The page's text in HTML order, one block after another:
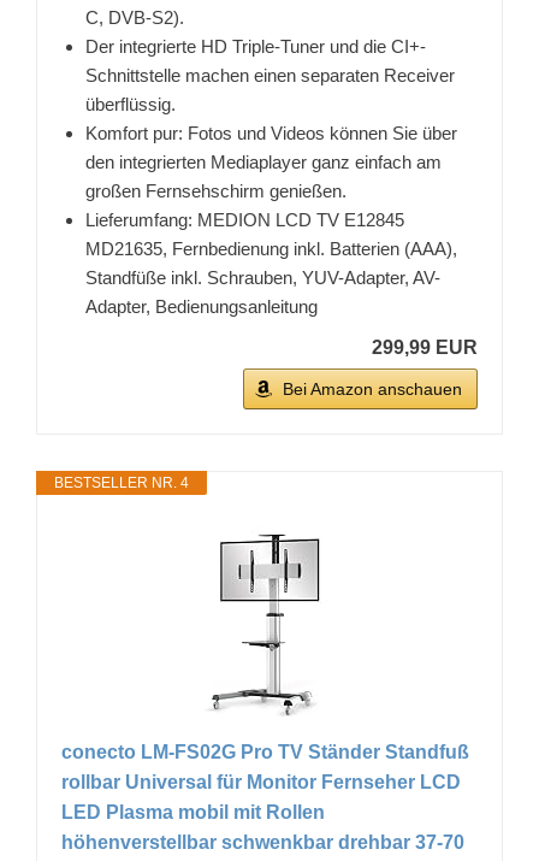
C, DVB-S2).
Der integrierte HD Triple-Tuner und die CI+-
Schnittstelle machen einen separaten Receiver
überflüssig.
Komfort pur: Fotos und Videos können Sie über
den integrierten Mediaplayer ganz einfach am
großen Fernsehschirm genießen.
Lieferumfang: MEDION LCD TV E12845
MD21635, Fernbedienung inkl. Batterien (AAA),
Standfüße inkl. Schrauben, YUV-Adapter, AV-
Adapter, Bedienungsanleitung
299,99 EUR
Bei Amazon anschauen
BESTSELLER NR. 4
conecto LM-FS02G Pro TV Ständer Standfuß
rollbar Universal für Monitor Fernseher LCD
LED Plasma mobil mit Rollen
höhenverstellbar schwenkbar drehbar 37-70